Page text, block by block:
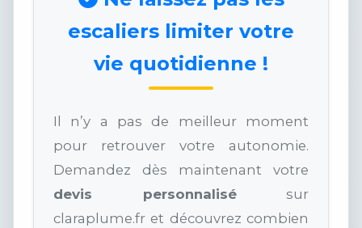
escaliers limiter votre
vie quotidienne !
Il n’y a pas de meilleur moment
pour retrouver votre autonomie.
Demandez dès maintenant votre
devis personnalisésur
claraplume.fr et découvrez combien